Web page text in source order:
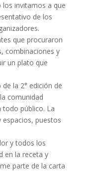
invitamos a que
de los
que procuraron
combinaciones y
un plato que
la 2° edición de
comunidad
todo público. La
puestos
y todos los
en la receta y
parte de la carta